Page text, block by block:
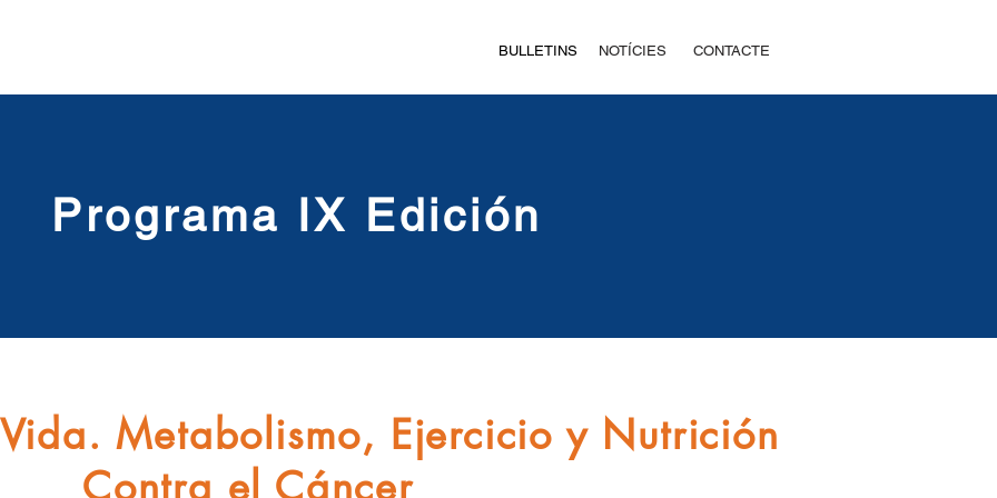
NOTÍCIES
BULLETINS CONTACTE
Programa IX Edición
Metabolismo, Ejercicio y Nutrición
Contra el Cáncer